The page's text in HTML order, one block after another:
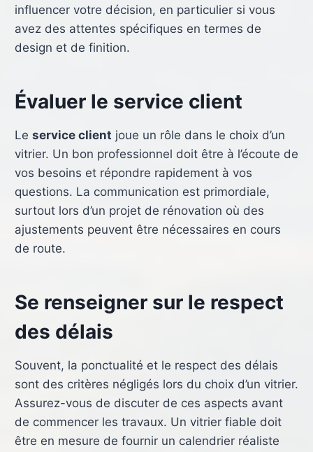
influencer votre décision, en particulier si vous
avez des attentes spécifiques en termes de
design et de finition.
Évaluer le service client
Le service client joue un rôle dans le choix d’un
vitrier. Un bon professionnel doit être à l’écoute de
vos besoins et répondre rapidement à vos
questions. La communication est primordiale,
surtout lors d’un projet de rénovation où des
ajustements peuvent être nécessaires en cours
de route.
Se renseigner sur le respect
des délais
Souvent, la ponctualité et le respect des délais
sont des critères négligés lors du choix d’un vitrier.
Assurez-vous de discuter de ces aspects avant
de commencer les travaux. Un vitrier fiable doit
être en mesure de fournir un calendrier réaliste